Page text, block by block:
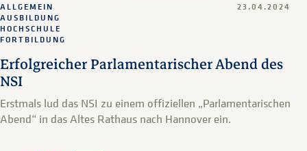
Erfolgreicher Parlamentarischer Abend des
NSI
ALLGEMEIN
AUSBILDUNG
HOCHSCHULE
FORTBILDUNG
23.04.2024
Erstmals lud das NSI zu einem offiziellen „Parlamentarischen
Abend“ in das Altes Rathaus nach Hannover ein.